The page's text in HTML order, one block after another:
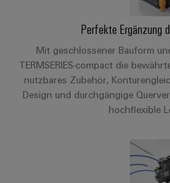
Komfortabler Datensupport
Kompatibel mit TERMSERIES-
Optimiert auf schnelle Verdrahtung
Perfekte Ergänzung
Mit geschlossener Bauform
TERMSERIES-compact die
nutzbares Zubehör,
Design und durchgängige
hochflexible